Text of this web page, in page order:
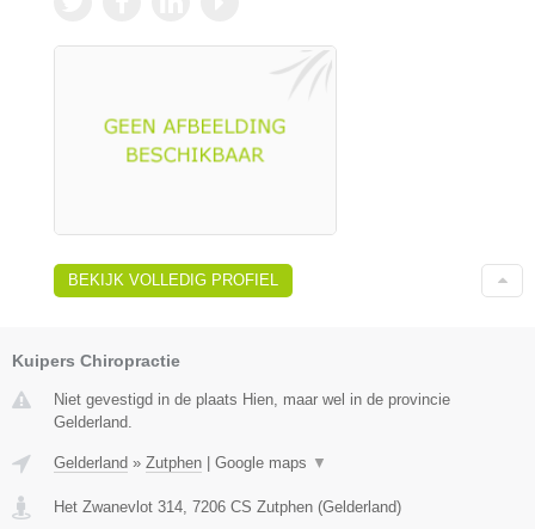
BEKIJK VOLLEDIG PROFIEL
Kuipers Chiropractie
Niet gevestigd in de plaats Hien, maar wel in de provincie
Gelderland.
Gelderland » Zutphen | Google maps ▼
Het Zwanevlot 314 7206 CS Zutphen (Gelderland)